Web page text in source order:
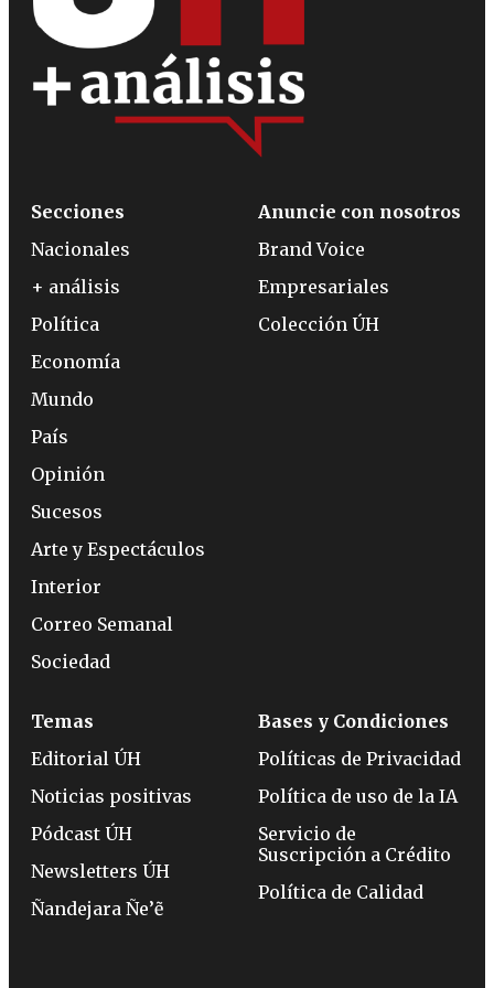
Secciones
Nacionales
+ análisis
Política
Economía
Mundo
País
Opinión
Sucesos
Arte y Espectáculos
Interior
Correo Semanal
Sociedad
Anuncie con nosotros
Brand Voice
Empresariales
Colección ÚH
Temas
Editorial ÚH
Noticias positivas
Pódcast ÚH
Newsletters ÚH
Ñandejara Ñe’ẽ
Bases y Condiciones
Políticas de Privacidad
Política de uso de la IA
Servicio de
Suscripción a Crédito
Política de Calidad